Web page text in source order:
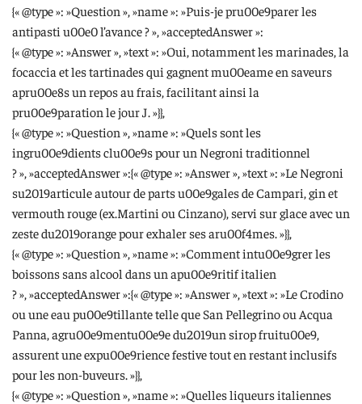
{« @type »: »Question », »name »: »Puis-je pru00e9parer les
antipasti u00e0 l’avance ? », »acceptedAnswer »:
{« @type »: »Answer », »text »: »Oui, notamment les marinades, la
focaccia et les tartinades qui gagnent mu00eame en saveurs
apru00e8s un repos au frais, facilitant ainsi la
pru00e9paration le jour J. »}},
{« @type »: »Question », »name »: »Quels sont les
ingru00e9dients clu00e9s pour un Negroni traditionnel
? », »acceptedAnswer »:{« @type »: »Answer », »text »: »Le Negroni
su2019articule autour de parts u00e9gales de Campari, gin et
vermouth rouge (ex.Martini ou Cinzano), servi sur glace avec un
zeste du2019orange pour exhaler ses aru00f4mes. »}},
{« @type »: »Question », »name »: »Comment intu00e9grer les
boissons sans alcool dans un apu00e9ritif italien
? », »acceptedAnswer »:{« @type »: »Answer », »text »: »Le Crodino
ou une eau pu00e9tillante telle que San Pellegrino ou Acqua
Panna, agru00e9mentu00e9e du2019un sirop fruitu00e9,
assurent une expu00e9rience festive tout en restant inclusifs
pour les non-buveurs. »}},
{« @type »: »Question », »name »: »Quelles liqueurs italiennes